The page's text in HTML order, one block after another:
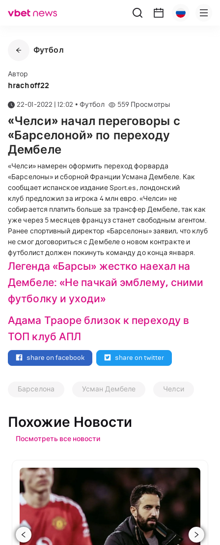
Футбол
Автор
hrachoff22
22-01-2022 | 12:02 • Футбол 559 Просмотры
«Челси» начал переговоры с
«Барселоной» по переходу
Дембеле
«Челси» намерен оформить переход форварда
«Барселоны» и сборной Франции Усмана Дембеле. Как
сообщает испанское издание Sport.es, лондонский
клуб предложил за игрока 4 млн евро. «Челси» не
собирается платить больше за трансфер Дембеле, так как
уже через 5 месяцев француз станет свободным агентом.
Ранее спортивный директор «Барселоны» заявил, что клуб
не смог договориться с Дембеле о новом контракте и
футболист должен покинуть команду до конца января.
Легенда «Барсы» жестко наехал на
Дембеле: «Не пачкай эмблему, сними
футболку и уходи»
Адама Траоре близок к переходу в
ТОП клуб АПЛ
share on facebook share on twitter
Барселона Усман Дембеле Челси
Похожие Новости
Посмотреть все новости